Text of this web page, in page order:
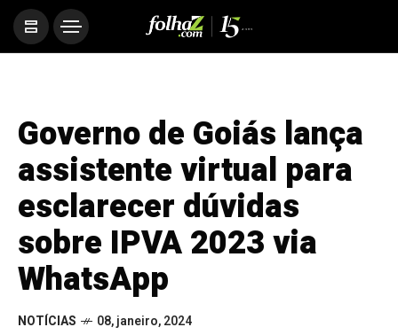
Governo de Goiás lança
assistente virtual para
esclarecer dúvidas
sobre IPVA 2023 via
WhatsApp
NOTÍCIAS 08, janeiro, 2024